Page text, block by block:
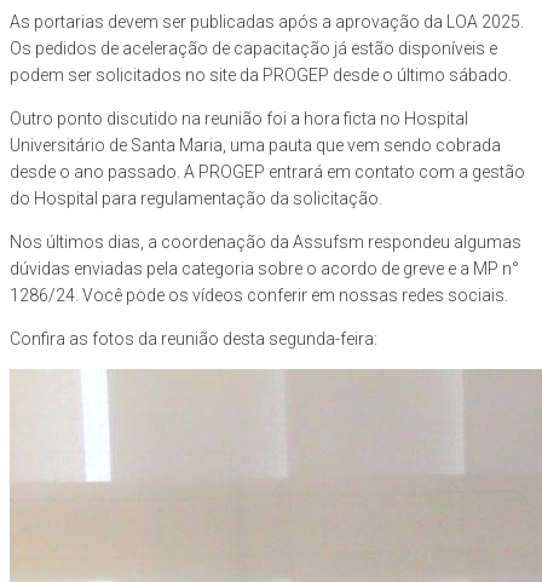
As portarias devem ser publicadas após a aprovação da LOA 2025.
Os pedidos de aceleração de capacitação já estão disponíveis e
podem ser solicitados no site da PROGEP desde o último sábado.
Outro ponto discutido na reunião foi a hora ficta no Hospital
Universitário de Santa Maria, uma pauta que vem sendo cobrada
desde o ano passado. A PROGEP entrará em contato com a gestão
do Hospital para regulamentação da solicitação.
Nos últimos dias, a coordenação da Assufsm respondeu algumas
dúvidas enviadas pela categoria sobre o acordo de greve e a MP n°
1286/24. Você pode os vídeos conferir em nossas redes sociais.
Confira as fotos da reunião desta segunda-feira: